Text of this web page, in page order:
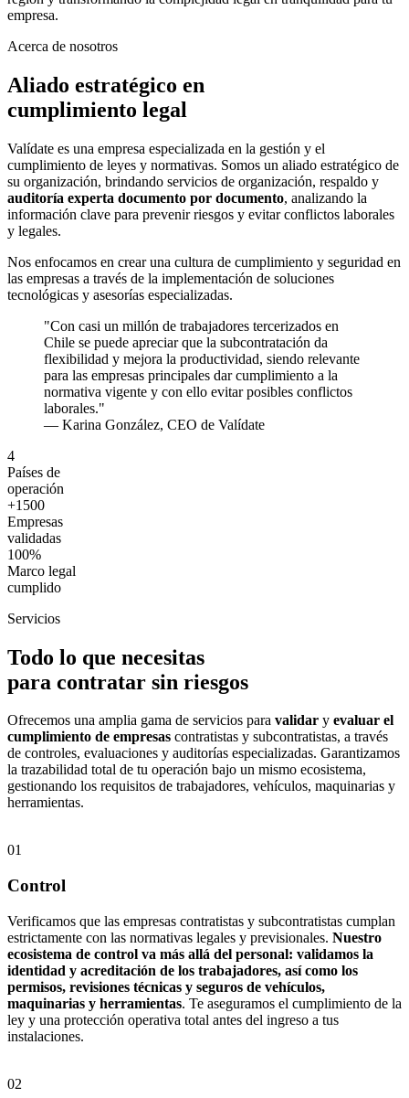
empresa.
Acerca de nosotros
Aliado estratégico en
cumplimiento legal
Valídate es una empresa especializada en la gestión y el
cumplimiento de leyes y normativas. Somos un aliado estratégico de
su organización, brindando servicios de organización, respaldo y
auditoría experta documento por documento, analizando la
información clave para prevenir riesgos y evitar conflictos laborales
y legales.
Nos enfocamos en crear una cultura de cumplimiento y seguridad en
las empresas a través de la implementación de soluciones
tecnológicas y asesorías especializadas.
"Con casi un millón de trabajadores tercerizados en
Chile se puede apreciar que la subcontratación da
flexibilidad y mejora la productividad, siendo relevante
para las empresas principales dar cumplimiento a la
normativa vigente y con ello evitar posibles conflictos
laborales."
— Karina González, CEO de Valídate
4
Países de
operación
+1500
Empresas
validadas
100%
Marco legal
cumplido
Servicios
Todo lo que necesitas
para contratar sin riesgos
Ofrecemos una amplia gama de servicios para validar y evaluar el
cumplimiento de empresas contratistas y subcontratistas, a través
de controles, evaluaciones y auditorías especializadas. Garantizamos
la trazabilidad total de tu operación bajo un mismo ecosistema,
gestionando los requisitos de trabajadores, vehículos, maquinarias y
herramientas.
01
Control
Verificamos que las empresas contratistas y subcontratistas cumplan
estrictamente con las normativas legales y previsionales. Nuestro
ecosistema de control va más allá del personal: validamos la
identidad y acreditación de los trabajadores, así como los
permisos, revisiones técnicas y seguros de vehículos,
maquinarias y herramientas. Te aseguramos el cumplimiento de la
ley y una protección operativa total antes del ingreso a tus
instalaciones.
02